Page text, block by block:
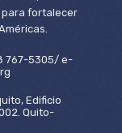
para fortalecer
767-5305/ e-
Edificio
Quito-